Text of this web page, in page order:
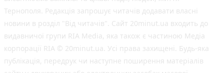
Тернополя. Редакція запрошує читачів додавати власні
новини в розділ "Від читачів". Сайт 20minut.ua входить до
видавничої групи RIA Media, яка також є частиною Медіа
корпорації RIA © 20minut.ua. Усі права захищені. Будь-яка
публiкацiя, передрук чи наступне поширення матеріалів